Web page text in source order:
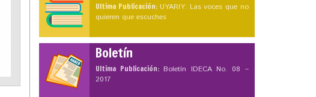
Ultima Publicación: UYARIY: Las voces que no
quieren que escuches
Boletín
Ultima Publicación: Boletín IDECA No. 08 –
2017